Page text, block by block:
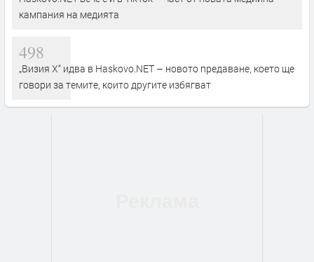
кампания на медията
498
„Визия Х“ идва в Haskovo.NET – новото предаване, което ще
говори за темите, които другите избягват